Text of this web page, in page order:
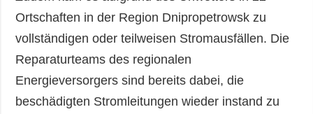
Ortschaften in der Region Dnipropetrowsk zu
vollständigen oder teilweisen Stromausfällen. Die
Reparaturteams des regionalen
Energieversorgers sind bereits dabei, die
beschädigten Stromleitungen wieder instand zu